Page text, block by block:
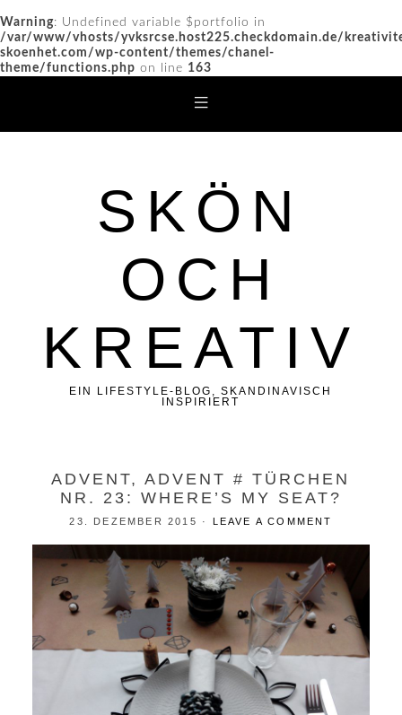
Warning: Undefined variable $portfolio in
/var/www/vhosts/yvksrcse.host225.checkdomain.de/
skoenhet.com/wp-content/themes/chanel-
theme/functions.php on line 163
SKÖN
OCH
KREATIV
EIN LIFESTYLE-BLOG, SKANDINAVISCH
INSPIRIERT
ADVENT, ADVENT # TÜRCHEN
NR. 23: WHERE’S MY SEAT?
23. DEZEMBER 2015 · LEAVE A COMMENT